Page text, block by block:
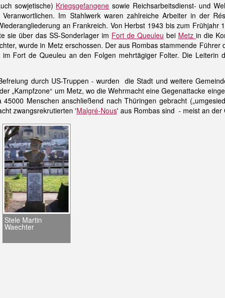
sowjetische) Kriegsgefangene sowie Reichsarbeitsdienst- und
Im Stahlwerk waren zahlreiche Arbeiter in der
an Frankreich. Von Herbst 1943 bis zum Frühjahr
sie über das SS-Sonderlager im Fort de Queuleu bei Metz in die
wurde in Metz erschossen. Der aus Rombas stammende Führer
Fort de Queuleu an den Folgen mehrtägiger Folter. Die Leiterin
durch US-Truppen - wurden die Stadt und weitere
„Kampfzone“ um Metz, wo die Wehrmacht eine Gegenattacke
Menschen anschließend nach Thüringen gebracht
zwangsrekrutierten 'Malgré-Nous' aus Rombas sind - meist an der
Stele Martin
Waechter